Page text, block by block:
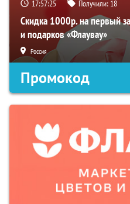
17:57:24 Получили: 18
Скидка 1000р. на первый
и подарков «Флаувау»
Россия
Промокод